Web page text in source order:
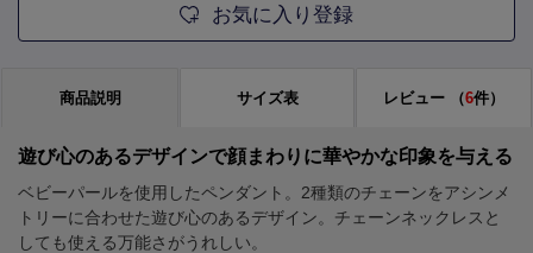
お気に入り登録
商品説明 サイズ表 レビュー （6件）
遊び心のあるデザインで顔まわりに華やかな印象を与える
ベビーパールを使用したペンダント。2種類のチェーンをアシンメ
トリーに合わせた遊び心のあるデザイン。チェーンネックレスと
しても使える万能さがうれしい。